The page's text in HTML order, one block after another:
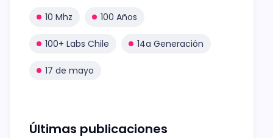
10 Mhz 100 Años
100+ Labs Chile 14a Generación
17 de mayo
Últimas publicaciones